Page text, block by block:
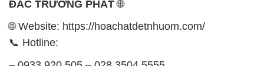
028.3756.1841- 028.3756.1842